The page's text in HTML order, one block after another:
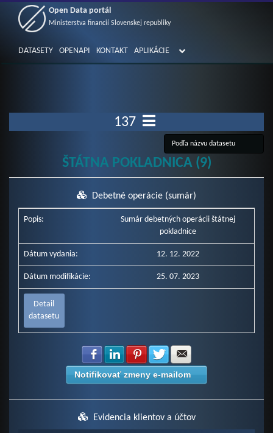
Open Data portál
Ministerstva financií Slovenskej republiky
DATASETY OPENAPI KONTAKT APLIKÁCIE
137
ŠTÁTNA POKLADNICA (9)
Debetné operácie (sumár)
Popis:
Sumár debetných operácii štátnej
pokladnice
Dátum vydania: 12. 12. 2022
Dátum modifikácie: 25. 07. 2023
Detail
datasetu
Zdielať na Facebook
Zdielať na LinkedIn
Zdielať na Pinterest
Zdielať na Twitter
Notifikovať zmeny e-mailom
Evidencia klientov a účtov